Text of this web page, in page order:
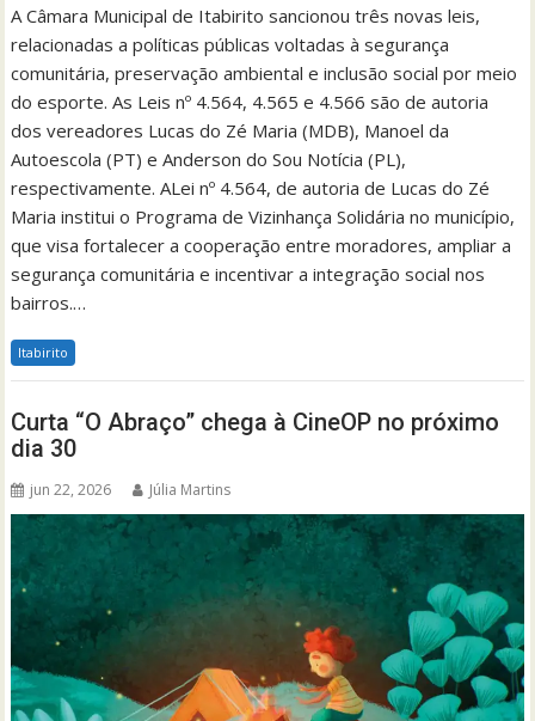
A Câmara Municipal de Itabirito sancionou três novas leis,
relacionadas a políticas públicas voltadas à segurança
comunitária, preservação ambiental e inclusão social por meio
do esporte. As Leis nº 4.564, 4.565 e 4.566 são de autoria
dos vereadores Lucas do Zé Maria (MDB), Manoel da
Autoescola (PT) e Anderson do Sou Notícia (PL),
respectivamente. ALei nº 4.564, de autoria de Lucas do Zé
Maria institui o Programa de Vizinhança Solidária no município,
que visa fortalecer a cooperação entre moradores, ampliar a
segurança comunitária e incentivar a integração social nos
bairros.…
Itabirito
Curta “O Abraço” chega à CineOP no próximo
dia 30
jun 22, 2026 Júlia Martins